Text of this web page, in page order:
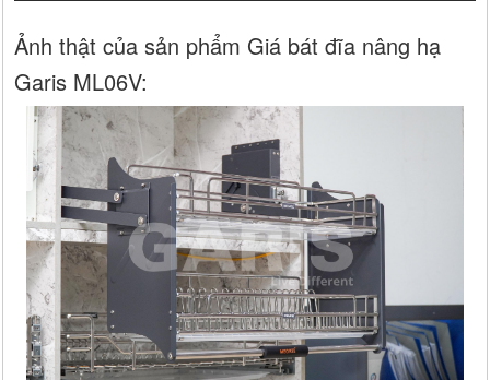
Ảnh thật của sản phẩm Giá bát đĩa nâng hạ
Garis ML06V: